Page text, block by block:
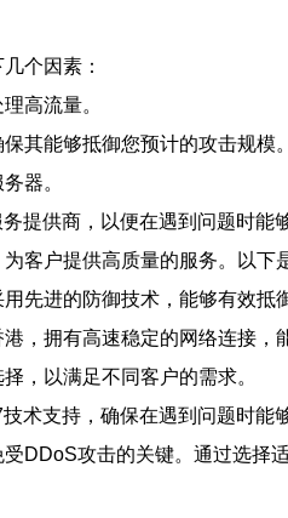
个因素：
高流量。
其能够抵御您预计的攻击规模。
器。
提供商，以便在遇到问题时能
客户提供高质量的服务。以下
先进的防御技术，能够有效抵
，拥有高速稳定的网络连接，
，以满足不同客户的需求。
术支持，确保在遇到问题时能
DDoS攻击的关键。通过选择